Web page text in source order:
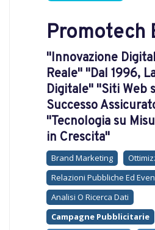
Promotech
"Innovazione
Reale" "Dal 1996,
Digitale" "Siti Web
Successo
"Tecnologia su
in Crescita"
Brand Marketing
Relazioni Pubbliche Ed
Analisi O Ricerca Dati
Campagne Pubblicitarie